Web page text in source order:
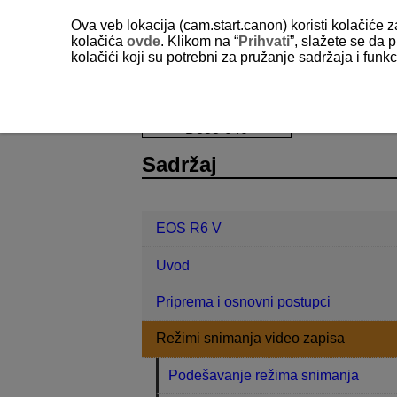
Sadržaj
EOS R6 V
Uvod
Priprema i osnovni postupci
Režimi snimanja video zapisa
Podešavanje režima snimanja
Ova veb lokacija (cam.start.canon) koristi kolačiće
kolačića ovde. Klikom na “Prihvati”, slažete se da
kolačići koji su potrebni za pružanje sadržaja i